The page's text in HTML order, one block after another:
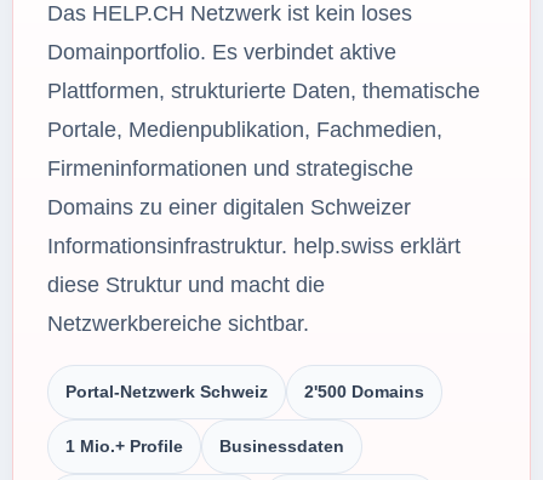
Das HELP.CH Netzwerk ist kein loses
Domainportfolio. Es verbindet aktive
Plattformen, strukturierte Daten, thematische
Portale, Medienpublikation, Fachmedien,
Firmeninformationen und strategische
Domains zu einer digitalen Schweizer
Informationsinfrastruktur. help.swiss erklärt
diese Struktur und macht die
Netzwerkbereiche sichtbar.
Portal-Netzwerk Schweiz 2'500 Domains
1 Mio.+ Profile Businessdaten